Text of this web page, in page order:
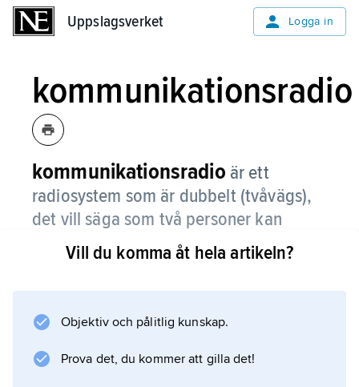
Uppslagsverket Logga in
kommunikationsradio
kommunikationsradio är ett
radiosystem som är dubbelt (tvåvägs),
det vill säga som två personer kan
använda för att samtala med varandra.
.
Vill du komma åt hela artikeln?
Objektiv och pålitlig kunskap.
Prova det, du kommer att gilla det!